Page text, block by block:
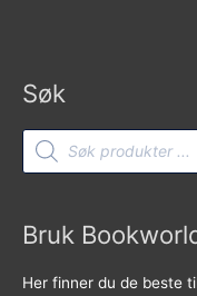
Søk
Products
search
Bruk
Her finner du de beste